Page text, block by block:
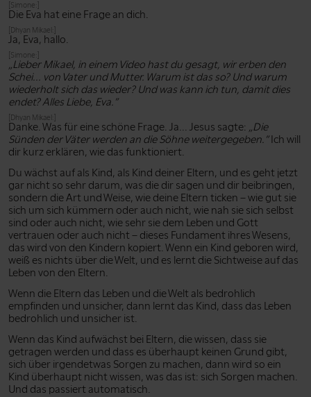
[Simone:]
Die Eva hat eine Frage an dich.
[Dhyan Mikael:]
Ja, Eva, hallo.
[Simone:]
„Lieber Mikael, in einem Video hast du gesagt, wir erben den
Schei... von Vater und Mutter. Warum ist das so? Und warum
wiederholt sich das wieder? Und was kann ich tun, damit dies
endet? Alles Liebe, Eva.”
[Dhyan Mikael:]
Danke. Was für eine schöne Frage. Ja... Jesus sagte: „Die
Sünden der Väter werden an die Söhne weitergegeben.”Ich will
dir kurz erklären, wie das funktioniert.
Du wächst auf als Kind, als Kind deiner Eltern, und es geht jetzt
gar nicht so sehr darum, was die dir sagen und dir beibringen,
sondern die Art und Weise, wie deine Eltern ticken – wie gut sie
sich um sich kümmern oder auch nicht, wie nah sie sich selbst
sind oder auch nicht, wie sehr sie dem Leben und Gott
vertrauen oder auch nicht – dieses Fundament ihres Wesens,
das wird von den Kindern kopiert. Wenn ein Kind geboren wird,
weiß es nichts über die Welt, und es lernt die Sichtweise auf das
Leben von den Eltern.
Wenn die Eltern das Leben und die Welt als bedrohlich
empfinden und unsicher, dann lernt das Kind, dass das Leben
bedrohlich und unsicher ist.
Wenn das Kind aufwächst bei Eltern, die wissen, dass sie
getragen werden und dass es überhaupt keinen Grund gibt,
sich über irgendetwas Sorgen zu machen, dann wird so ein
Kind überhaupt nicht wissen, was das ist: sich Sorgen machen.
Und das passiert automatisch.